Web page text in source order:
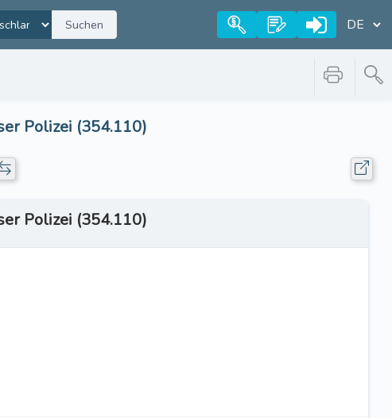
Suchen
Polizei (354.110)
Polizei (354.110)